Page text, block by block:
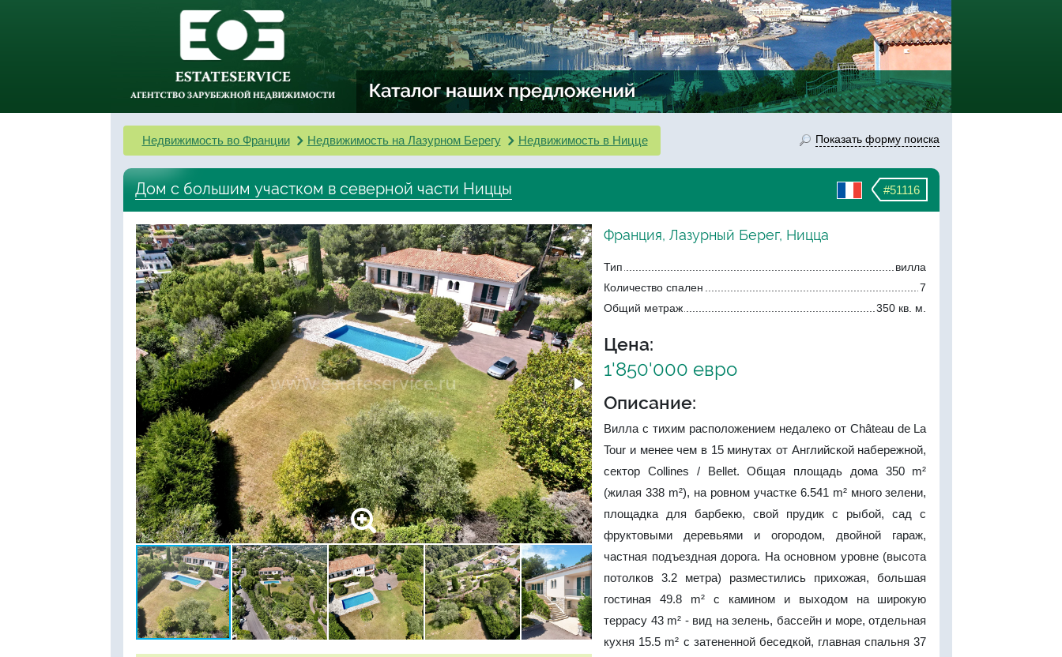
Недвижимость во Франции Недвижимость на Лазурном Берегу Недвижимость в Ницце Показать форму поиска
#51116
Дом с большим участком в северной части Ниццы
Франция, Лазурный Берег, Ницца
Тип
вилла
Количество спален
7
Общий метраж
350 кв. м.
Цена:
1'850'000 евро
Описание:
Вилла с тихим расположением недалеко от Château de La
Tour и менее чем в 15 минутах от Английской набережной,
сектор Collines / Bellet. Общая площадь дома 350 m²
(жилая 338 m²), на ровном участке 6.541 m² много зелени,
площадка для барбекю, свой прудик с рыбой, сад с
фруктовыми деревьями и огородом, двойной гараж,
частная подъездная дорога. На основном уровне (высота
потолков 3.2 метра) разместились прихожая, большая
гостиная 49.8 m² с камином и выходом на широкую
террасу 43 m² - вид на зелень, бассейн и море, отдельная
кухня 15.5 m² с затененной беседкой, главная спальня 37